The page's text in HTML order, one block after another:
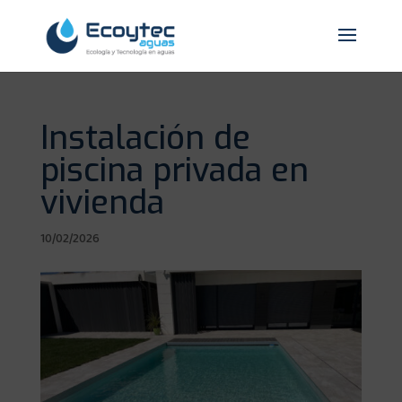
Instalación de
piscina privada en
vivienda
10/02/2026